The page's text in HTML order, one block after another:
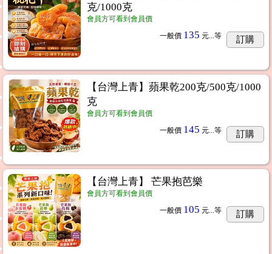
克/1000克
會員方可看到會員價
一般價 135 元... 等 訂購
【台灣上青】蘋果乾200克/500克/1000
克
會員方可看到會員價
一般價 145 元... 等 訂購
【台灣上青】 芒果抱芭樂
會員方可看到會員價
一般價 105 元... 等 訂購